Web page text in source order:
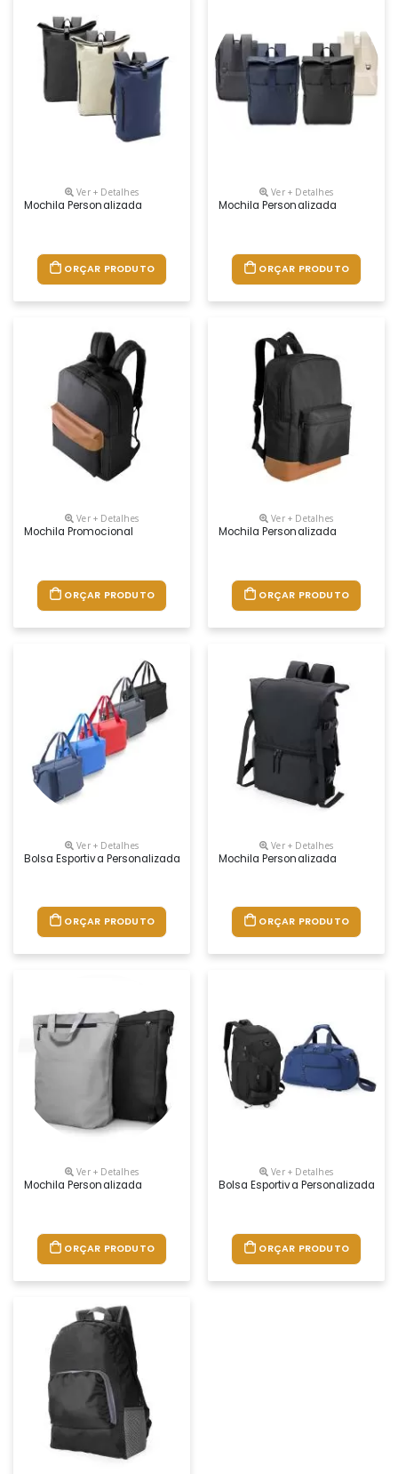
Ver + Detalhes
Mochila Personalizada
ORÇAR PRODUTO
Ver + Detalhes
Mochila Personalizada
ORÇAR PRODUTO
Ver + Detalhes
Mochila Promocional
ORÇAR PRODUTO
Ver + Detalhes
Mochila Personalizada
ORÇAR PRODUTO
Ver + Detalhes
Bolsa Esportiva Personalizada
ORÇAR PRODUTO
Ver + Detalhes
Mochila Personalizada
ORÇAR PRODUTO
Ver + Detalhes
Mochila Personalizada
ORÇAR PRODUTO
Ver + Detalhes
Bolsa Esportiva Personalizada
ORÇAR PRODUTO